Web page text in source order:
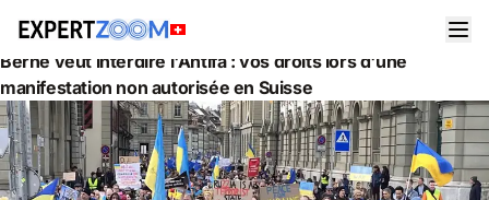
Actualités
Juridique
Berne veut interdire l'Antifa : vos droits lors d'une
manifestation non autorisée en Suisse